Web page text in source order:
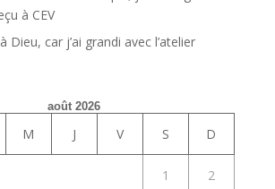
à CEV
Dieu, car j’ai grandi avec l’atelier
août 2026
M J V S D
1 2